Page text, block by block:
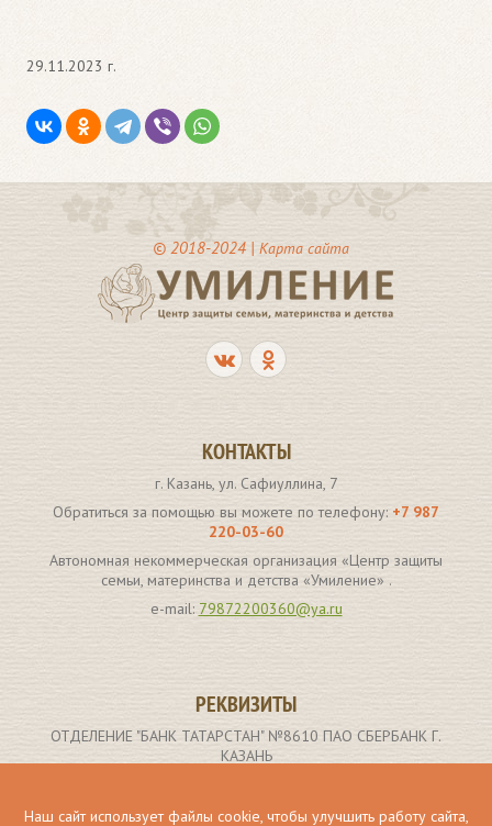
29.11.2023 г.
© 2018-2024 | Карта сайта
КОНТАКТЫ
г. Казань, ул. Сафиуллина, 7
Обратиться за помощью вы можете по телефону: +7 987
220-03-60
Автономная некоммерческая организация «Центр защиты
семьи, материнства и детства «Умиление» .
e-mail: 79872200360@ya.ru
РЕКВИЗИТЫ
ОТДЕЛЕНИЕ "БАНК ТАТАРСТАН" №8610 ПАО СБЕРБАНК Г.
КАЗАНЬ
ИНН получателя: 1659173261
Наш сайт использует файлы cookie, чтобы улучшить работу сайта,